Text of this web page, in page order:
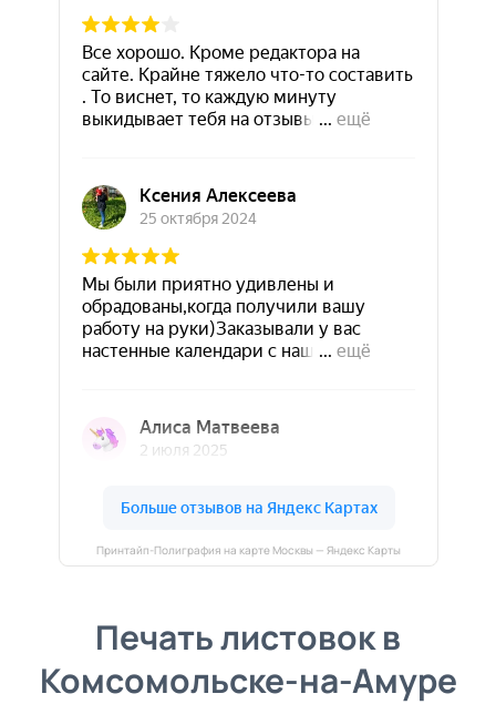
Принтайп-Полиграфия на карте Москвы — Яндекс Карты
Печать листовок в
Комсомольске-на-Амуре